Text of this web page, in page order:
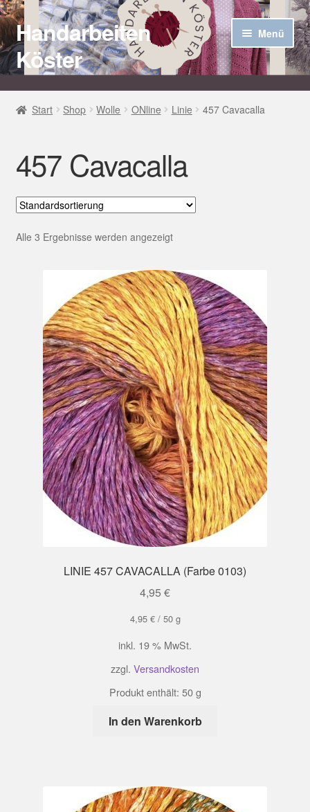
Zur
Navigation
springen
Zum
Inhalt
springen
Handarbeiten
Köster
Menü
Startseite
Aktuelles
Häkel Techniken
Shop
Mein Konto
Start Shop Wolle ONline Linie 457 Cavacalla
457 Cavacalla
Alle 3 Ergebnisse werden angezeigt
LINIE 457 CAVACALLA (Farbe 0103)
4,95 €
4,95 €/ 50 g
inkl. 19 % MwSt.
zzgl. Versandkosten
Produkt enthält: 50g
In den Warenkorb